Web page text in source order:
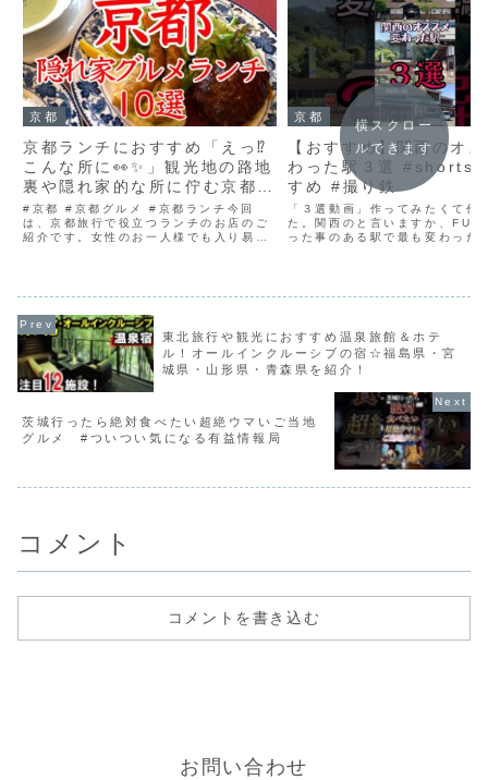
京都
京都ランチにおすすめ「えっ⁉️
こんな所に👀✨」観光地の路地
裏や隠れ家的な所に佇む京都で
人気のお店10選😋京都グルメ/
京都ランチ/ひとり観光/京都旅
行/京都スイーツ/京都おすす
#京都 #京都グルメ #京都ランチ今回
は、京都旅行で役立つランチのお店のご
紹介です。女性のお一人様でも入り易
に行かれる方、ビデオで京...
京都
【おすすめ】関西のオ
わった駅３選 #shorts
すめ #撮り鉄
「３選動画」作ってみたくて作
た。関西のと言いますか、
った事のある駅で最も変わった
山駅、JR天王寺駅...
横スクロー
ルできます
東北旅行や観光におすすめ温泉旅館＆ホテ
ル！オールインクルーシブの宿☆福島県・宮
城県・山形県・青森県を紹介！
茨城行ったら絶対食べたい超絶ウマいご当地
グルメ #ついつい気になる有益情報局
コメント
コメントを書き込む
お問い合わせ